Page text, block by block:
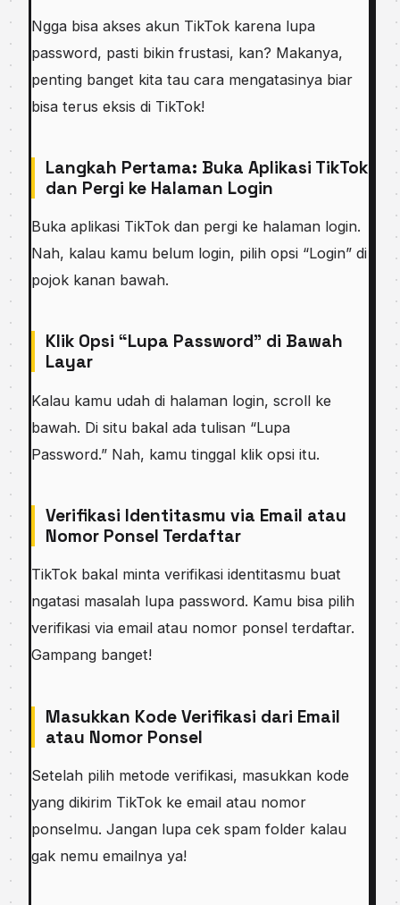
Ngga bisa akses akun TikTok karena lupa
password, pasti bikin frustasi, kan? Makanya,
penting banget kita tau cara mengatasinya biar
bisa terus eksis di TikTok!
Langkah Pertama: Buka Aplikasi TikTok
dan Pergi ke Halaman Login
Buka aplikasi TikTok dan pergi ke halaman login.
Nah, kalau kamu belum login, pilih opsi “Login” di
pojok kanan bawah.
Klik Opsi “Lupa Password” di Bawah
Layar
Kalau kamu udah di halaman login, scroll ke
bawah. Di situ bakal ada tulisan “Lupa
Password.” Nah, kamu tinggal klik opsi itu.
Verifikasi Identitasmu via Email atau
Nomor Ponsel Terdaftar
TikTok bakal minta verifikasi identitasmu buat
ngatasi masalah lupa password. Kamu bisa pilih
verifikasi via email atau nomor ponsel terdaftar.
Gampang banget!
Masukkan Kode Verifikasi dari Email
atau Nomor Ponsel
Setelah pilih metode verifikasi, masukkan kode
yang dikirim TikTok ke email atau nomor
ponselmu. Jangan lupa cek spam folder kalau
gak nemu emailnya ya!